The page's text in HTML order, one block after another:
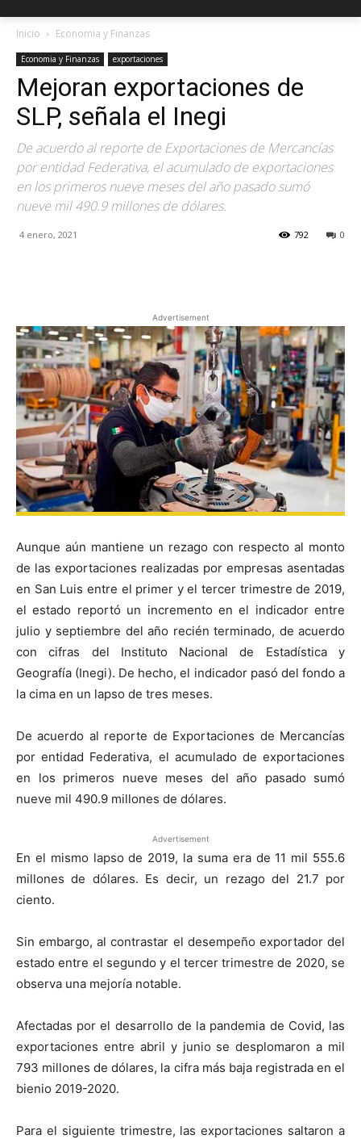
Inicio Economia y Finanzas
Economia y Finanzas exportaciones
Mejoran exportaciones de
SLP, señala el Inegi
De acuerdo al reporte de Exportaciones de Mercancías
por entidad Federativa, el acumulado de exportaciones
en los primeros nueve meses del año pasado sumó
nueve mil 490.9 millones de dólares.
4 enero, 2021 0
792
Advertisement
Aunque aún mantiene un rezago con respecto al monto
de las exportaciones realizadas por empresas asentadas
en San Luis entre el primer y el tercer trimestre de 2019,
el estado reportó un incremento en el indicador entre
julio y septiembre del año recién terminado, de acuerdo
con cifras del Instituto Nacional de Estadística y
Geografía (Inegi). De hecho, el indicador pasó del fondo a
la cima en un lapso de tres meses.
De acuerdo al reporte de Exportaciones de Mercancías
por entidad Federativa, el acumulado de exportaciones
en los primeros nueve meses del año pasado sumó
nueve mil 490.9 millones de dólares.
Advertisement
En el mismo lapso de 2019, la suma era de 11 mil 555.6
millones de dólares. Es decir, un rezago del 21.7 por
ciento.
Sin embargo, al contrastar el desempeño exportador del
estado entre el segundo y el tercer trimestre de 2020, se
observa una mejoría notable.
Afectadas por el desarrollo de la pandemia de Covid, las
exportaciones entre abril y junio se desplomaron a mil
793 millones de dólares, la cifra más baja registrada en el
bienio 2019-2020.
Para el siguiente trimestre, las exportaciones saltaron a